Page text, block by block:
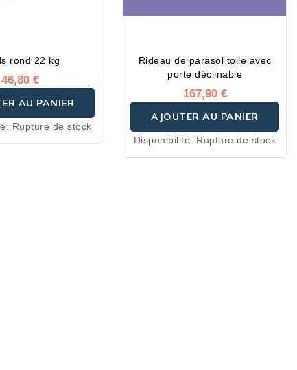
rond 22 kg
46,80 €
AU PANIER
Rupture de stock
Rideau de parasol toile avec
porte déclinable
167,90 €
AJOUTER AU PANIER
Disponibilité: Rupture de stock